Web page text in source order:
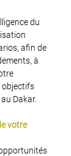
du
afin de
à
objectifs
Dakar.
votre